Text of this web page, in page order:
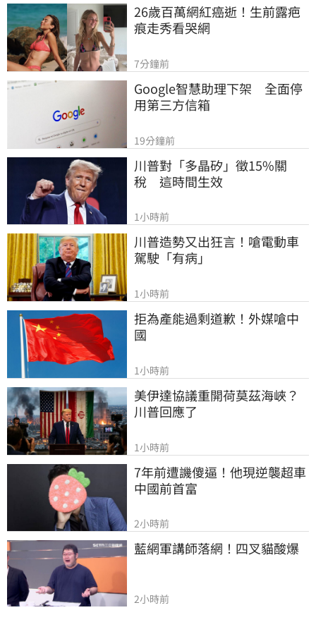
26歲百萬網紅癌逝！生前露疤
痕走秀看哭網
7分鐘前
Google智慧助理下架　全面停
用第三方信箱
19分鐘前
川普對「多晶矽」徵15%關
稅　這時間生效
1小時前
川普造勢又出狂言！嗆電動車
駕駛「有病」
1小時前
拒為產能過剩道歉！外媒嗆中
國
1小時前
美伊達協議重開荷莫茲海峽？
川普回應了
1小時前
7年前遭譏傻逼！他現逆襲超車
中國前首富
2小時前
藍網軍講師落網！四叉貓酸爆
2小時前